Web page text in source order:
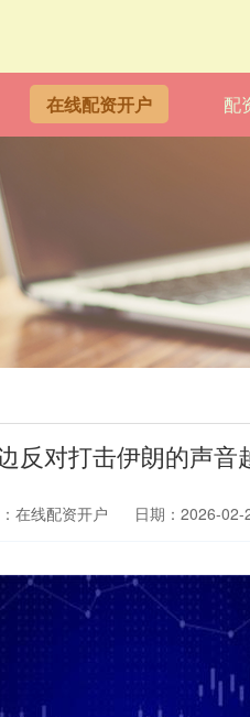
在线配资开户 配
反对打击伊朗的声音
在线配资开户 日期：2026-